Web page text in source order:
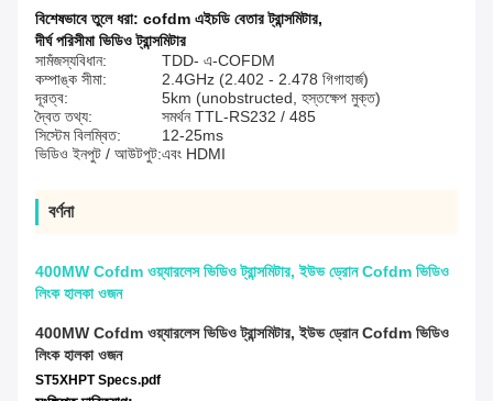
বিশেষভাবে তুলে ধরা: cofdm এইচডি বেতার ট্রান্সমিটার,
দীর্ঘ পরিসীমা ভিডিও ট্রান্সমিটার
সামঁজস্যবিধান:
TDD- এ-COFDM
কম্পাঙ্ক সীমা:
2.4GHz (2.402 - 2.478 গিগাহার্জ)
দূরত্ব:
5km (unobstructed, হস্তক্ষেপ মুক্ত)
দ্বৈত তথ্য:
সমর্থন TTL-RS232 / 485
সিস্টেম বিলম্বিত:
12-25ms
ভিডিও ইনপুট / আউটপুট:এবং HDMI
বর্ণনা
400MW Cofdm ওয়্যারলেস ভিডিও ট্রান্সমিটার, ইউভ ড্রোন Cofdm ভিডিও
লিংক হালকা ওজন
400MW Cofdm ওয়্যারলেস ভিডিও ট্রান্সমিটার, ইউভ ড্রোন Cofdm ভিডিও
লিংক হালকা ওজন
ST5XHPT Specs.pdf